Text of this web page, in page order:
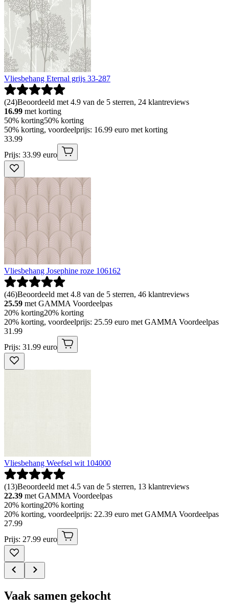
Vliesbehang Eternal grijs 33-287
(24)Beoordeeld met 4.9 van de 5 sterren, 24 klantreviews
16.99 met korting
50% korting50% korting
50% korting, voordeelprijs: 16.99 euro met korting
33.99
Prijs: 33.99 euro
Vliesbehang Josephine roze 106162
(46)Beoordeeld met 4.8 van de 5 sterren, 46 klantreviews
25.59 met GAMMA Voordeelpas
20% korting20% korting
20% korting, voordeelprijs: 25.59 euro met GAMMA Voordeelpas
31 .99
Prijs: 31.99 euro
Vliesbehang Weefsel wit 104000
(13)Beoordeeld met 4.5 van de 5 sterren, 13 klantreviews
22.39 met GAMMA Voordeelpas
20% korting20% korting
20% korting, voordeelprijs: 22.39 euro met GAMMA Voordeelpas
27.99
Prijs: 27.99 euro
Vaak samen gekocht